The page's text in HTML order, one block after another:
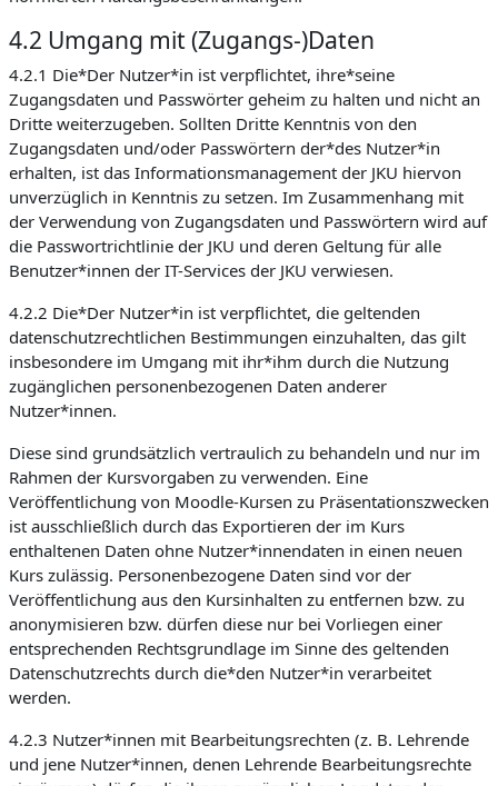
4.2 Umgang mit (Zugangs-)Daten
4.2.1 Die*Der Nutzer*in ist verpflichtet, ihre*seine
Zugangsdaten und Passwörter geheim zu halten und nicht an
Dritte weiterzugeben. Sollten Dritte Kenntnis von den
Zugangsdaten und/oder Passwörtern der*des Nutzer*in
erhalten, ist das Informationsmanagement der JKU hiervon
unverzüglich in Kenntnis zu setzen. Im Zusammenhang mit
der Verwendung von Zugangsdaten und Passwörtern wird auf
die Passwortrichtlinie der JKU und deren Geltung für alle
Benutzer*innen der IT-Services der JKU verwiesen.
4.2.2 Die*Der Nutzer*in ist verpflichtet, die geltenden
datenschutzrechtlichen Bestimmungen einzuhalten, das gilt
insbesondere im Umgang mit ihr*ihm durch die Nutzung
zugänglichen personenbezogenen Daten anderer
Nutzer*innen.
Diese sind grundsätzlich vertraulich zu behandeln und nur im
Rahmen der Kursvorgaben zu verwenden. Eine
Veröffentlichung von Moodle-Kursen zu Präsentationszwecken
ist ausschließlich durch das Exportieren der im Kurs
enthaltenen Daten ohne Nutzer*innendaten in einen neuen
Kurs zulässig. Personenbezogene Daten sind vor der
Veröffentlichung aus den Kursinhalten zu entfernen bzw. zu
anonymisieren bzw. dürfen diese nur bei Vorliegen einer
entsprechenden Rechtsgrundlage im Sinne des geltenden
Datenschutzrechts durch die*den Nutzer*in verarbeitet
werden.
4.2.3 Nutzer*innen mit Bearbeitungsrechten (z. B. Lehrende
und jene Nutzer*innen, denen Lehrende Bearbeitungsrechte